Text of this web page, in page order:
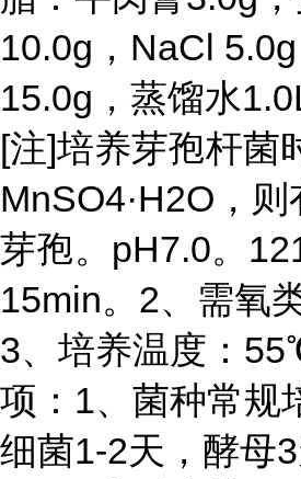
10.0g，NaCl
15.0g，蒸馏水
[注]培养芽孢杆菌
MnSO4·H2O，
芽孢。pH7.0。
15min。 2、需氧
3、培养温度：
项： 1、菌种常规
细菌1-2天，酵母